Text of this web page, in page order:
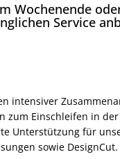
Wochenende
Service
intensiver
zum Einschleifen in
Unterstützung für
sowie DesignCut.